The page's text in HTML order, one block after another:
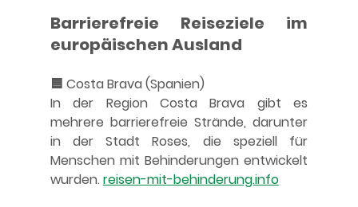
Barrierefreie Reiseziele im
europäischen Ausland
🟦 Costa Brava (Spanien)
In der Region Costa Brava gibt es
mehrere barrierefreie Strände, darunter
in der Stadt Roses, die speziell für
Menschen mit Behinderungen entwickelt
wurden. reisen-mit-behinderung.info